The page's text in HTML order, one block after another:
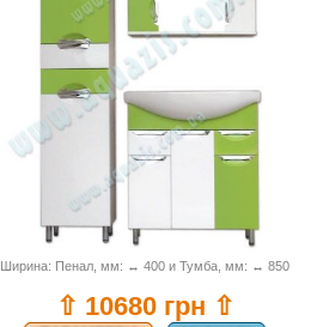
Ширина: Пенал, мм: ↔ 400 и Тумба, мм: ↔ 850
⇧ 10680 грн ⇧